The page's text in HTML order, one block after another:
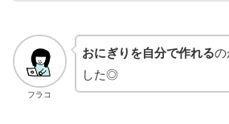
フラコ
おにぎりを自分で作れるの
した◎